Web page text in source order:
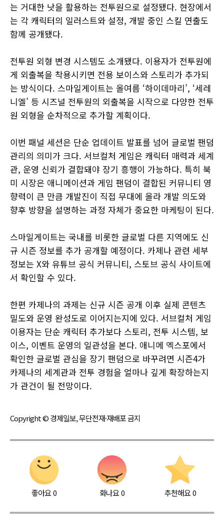
는 거대한 낫을 활용하는 전투원으로 설정됐다. 현장에서
는 각 캐릭터의 일러스트와 설정, 개발 중인 스킬 연출도
함께 공개됐다.
전투원 외형 변경 시스템도 소개됐다. 이용자가 전투원에
게 외출복을 착용시키면 전용 보이스와 스토리가 추가되
는 방식이다. 스마일게이트는 올여름 ‘하이데마리’, ‘세레
니엘’ 등 시즈널 전투원의 외출복을 시작으로 다양한 전투
원 외형을 순차적으로 추가할 계획이다.
이번 패널 세션은 단순 업데이트 발표를 넘어 글로벌 팬덤
관리의 의미가 크다. 서브컬처 게임은 캐릭터 매력과 세계
관, 운영 신뢰가 결합돼야 장기 흥행이 가능하다. 특히 북
미 시장은 애니메이션과 게임 팬덤이 결합된 커뮤니티 영
향력이 큰 만큼 개발진이 직접 무대에 올라 개발 의도와
향후 방향을 설명하는 과정 자체가 중요한 마케팅이 된다.
스마일게이트는 국내를 비롯한 글로벌 다른 지역에도 신
규 시즌 정보를 추가 공개할 예정이다. 카제나 관련 세부
정보는 X와 유튜브 공식 커뮤니티, 스토브 공식 사이트에
서 확인할 수 있다.
한편 카제나의 과제는 신규 시즌 공개 이후 실제 콘텐츠
밀도와 운영 완성도로 이어지는지에 있다. 서브컬처 게임
이용자는 단순 캐릭터 추가보다 스토리, 전투 시스템, 보
이스, 이벤트 운영의 일관성을 본다. 애니메 엑스포에서
확인한 글로벌 관심을 장기 팬덤으로 바꾸려면 시즌4가
카제나의 세계관과 전투 경험을 얼마나 깊게 확장하는지
가 관건이 될 전망이다.
Copyright © 경제일보, 무단전재·재배포 금지
좋아요0 화나요0 추천해요 0